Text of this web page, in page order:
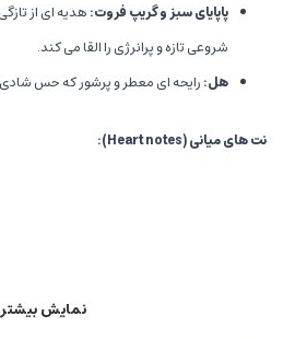
پاپایای سبز و گریپ فروت:هدیه ای از
شروعی تازه و پرانرژی را القا می کند.
هل:رایحه ای معطر و پرشور که حس
نت های میانی(Heart notes):
نمایش